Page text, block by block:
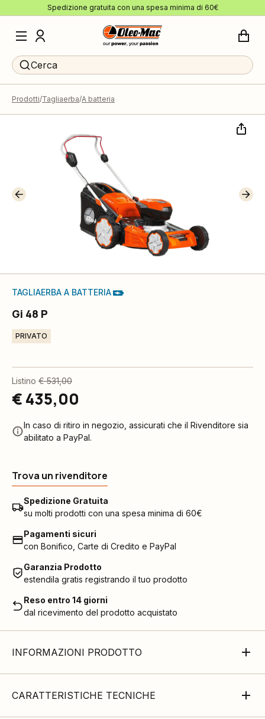
Spedizione gratuita con una spesa minima di 60€
Cerca
Prodotti Tagliaerba A batteria
TAGLIAERBA A BATTERIA
Gi 48 P
PRIVATO
Listino € 531,00
€ 435,00
In caso di ritiro in negozio, assicurati che il Rivenditore sia
abilitato a PayPal.
Trova un rivenditore
Spedizione Gratuita
su molti prodotti con una spesa minima di 60€
Pagamenti sicuri
con Bonifico, Carte di Credito e PayPal
Garanzia Prodotto
estendila gratis registrando il tuo prodotto
Reso entro 14 giorni
dal ricevimento del prodotto acquistato
INFORMAZIONI PRODOTTO
CARATTERISTICHE TECNICHE